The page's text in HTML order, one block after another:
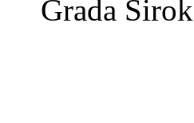
Grada